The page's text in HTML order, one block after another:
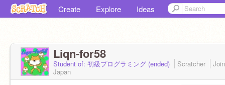
Create Explore Ideas
Liqn-for58
Student of: 初級プログラミング (ended) Scratcher
Japan